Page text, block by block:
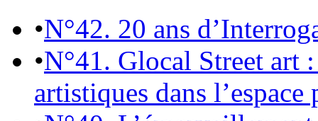
•N°42. 20 ans
•N°41. Glocal Street art
artistiques dans l’espace